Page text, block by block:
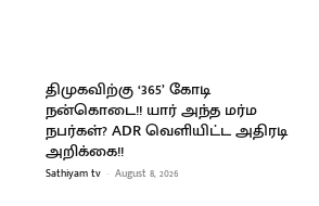
திமுகவிற்கு ‘365’ கோடி
நன்கொடை!! யார் அந்த மர்ம
நபர்கள்? ADR வெளியிட்ட அதிரடி
அறிக்கை!!
Sathiyam tv - August 8, 2026